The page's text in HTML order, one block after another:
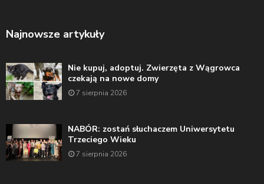
Najnowsze artykuły
Nie kupuj, adoptuj. Zwierzęta z Wągrowca
czekają na nowe domy
7 sierpnia 2026
NABÓR: zostań słuchaczem Uniwersytetu
Trzeciego Wieku
7 sierpnia 2026